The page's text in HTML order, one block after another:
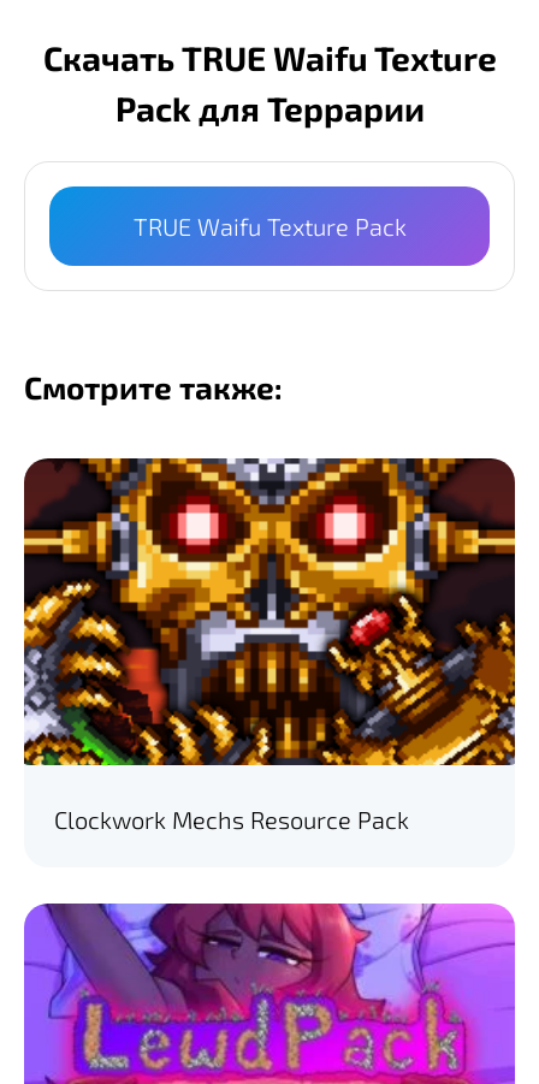
Скачать TRUE Waifu Texture
Pack для Террарии
TRUE Waifu Texture Pack
Смотрите также:
Clockwork Mechs Resource Pack